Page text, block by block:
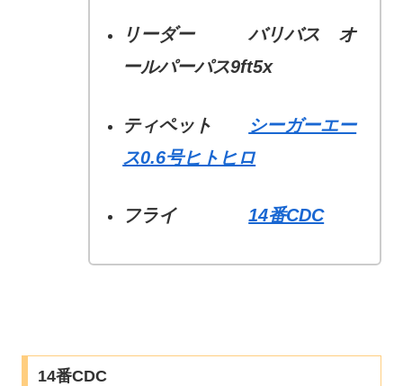
リーダー バリバス オ
ールパーパス9ft5x
ティペット
シーガーエー
ス0.6号ヒトヒロ
フライ14番CDC
14番CDC